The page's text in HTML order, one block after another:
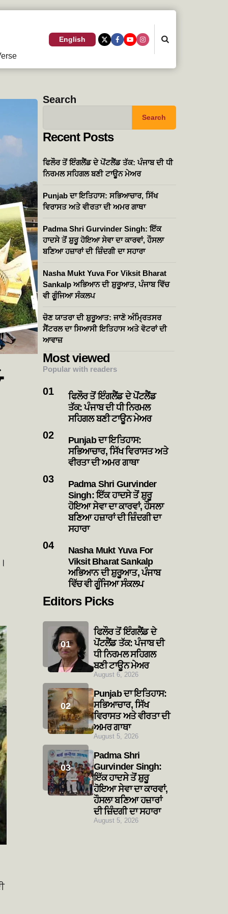
English
Search
Search
Recent Posts
ਫਿਲੌਰ ਤੋਂ ਇੰਗਲੈਂਡ ਦੇ ਪੋਂਟਲੈਂਡ ਤੱਕ: ਪੰਜਾਬ ਦੀ ਧੀ
ਨਿਰਮਲ ਸਹਿਗਲ ਬਣੀ ਟਾਊਨ ਮੇਅਰ
Punjab ਦਾ ਇਤਿਹਾਸ: ਸਭਿਆਚਾਰ, ਸਿੱਖ
ਵਿਰਾਸਤ ਅਤੇ ਵੀਰਤਾ ਦੀ ਅਮਰ ਗਾਥਾ
Padma Shri Gurvinder Singh: ਇੱਕ
ਹਾਦਸੇ ਤੋਂ ਸ਼ੁਰੂ ਹੋਇਆ ਸੇਵਾ ਦਾ ਕਾਰਵਾਂ, ਹੌਸਲਾ
ਬਣਿਆ ਹਜ਼ਾਰਾਂ ਦੀ ਜ਼ਿੰਦਗੀ ਦਾ ਸਹਾਰਾ
Nasha Mukt Yuva For Viksit Bharat
Sankalp ਅਭਿਆਨ ਦੀ ਸ਼ੁਰੂਆਤ, ਪੰਜਾਬ ਵਿੱਚ
ਵੀ ਗੂੰਜਿਆ ਸੰਕਲਪ
ਚੋਣ ਯਾਤਰਾ ਦੀ ਸ਼ੁਰੂਆਤ: ਜਾਣੋ ਅੰਮ੍ਰਿਤਸਰ
ਸੈਂਟਰਲ ਦਾ ਸਿਆਸੀ ਇਤਿਹਾਸ ਅਤੇ ਵੋਟਰਾਂ ਦੀ
ਆਵਾਜ਼
Most viewed
Popular with readers
ਫਿਲੌਰ ਤੋਂ ਇੰਗਲੈਂਡ ਦੇ ਪੋਂਟਲੈਂਡ
ਤੱਕ: ਪੰਜਾਬ ਦੀ ਧੀ ਨਿਰਮਲ
ਸਹਿਗਲ ਬਣੀ ਟਾਊਨ ਮੇਅਰ
Punjab ਦਾ ਇਤਿਹਾਸ:
ਸਭਿਆਚਾਰ, ਸਿੱਖ ਵਿਰਾਸਤ ਅਤੇ
ਵੀਰਤਾ ਦੀ ਅਮਰ ਗਾਥਾ
Padma Shri Gurvinder
Singh: ਇੱਕ ਹਾਦਸੇ ਤੋਂ ਸ਼ੁਰੂ
ਹੋਇਆ ਸੇਵਾ ਦਾ ਕਾਰਵਾਂ, ਹੌਸਲਾ
ਬਣਿਆ ਹਜ਼ਾਰਾਂ ਦੀ ਜ਼ਿੰਦਗੀ ਦਾ
ਸਹਾਰਾ
Nasha Mukt Yuva For
Viksit Bharat Sankalp
ਅਭਿਆਨ ਦੀ ਸ਼ੁਰੂਆਤ, ਪੰਜਾਬ
ਵਿੱਚ ਵੀ ਗੂੰਜਿਆ ਸੰਕਲਪ
Editors Picks
ਫਿਲੌਰ ਤੋਂ ਇੰਗਲੈਂਡ ਦੇ
ਪੋਂਟਲੈਂਡ ਤੱਕ: ਪੰਜਾਬ ਦੀ
ਧੀ ਨਿਰਮਲ ਸਹਿਗਲ
ਬਣੀ ਟਾਊਨ ਮੇਅਰ
August 6, 2026
Punjab ਦਾ ਇਤਿਹਾਸ:
ਸਭਿਆਚਾਰ, ਸਿੱਖ
ਵਿਰਾਸਤ ਅਤੇ ਵੀਰਤਾ ਦੀ
ਅਮਰ ਗਾਥਾ
August 5, 2026
Padma Shri
Gurvinder Singh:
ਇੱਕ ਹਾਦਸੇ ਤੋਂ ਸ਼ੁਰੂ
ਹੋਇਆ ਸੇਵਾ ਦਾ ਕਾਰਵਾਂ,
ਹੌਸਲਾ ਬਣਿਆ ਹਜ਼ਾਰਾਂ
ਦੀ ਜ਼ਿੰਦਗੀ ਦਾ ਸਹਾਰਾ
August 5, 2026